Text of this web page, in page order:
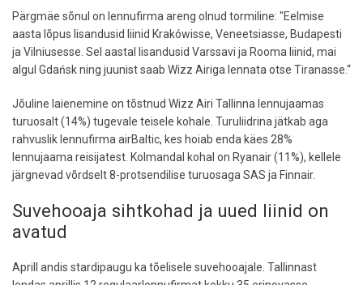
Pärgmäe sõnul on lennufirma areng olnud tormiline: "Eelmise
aasta lõpus lisandusid liinid Krakówisse, Veneetsiasse, Budapesti
ja Vilniusesse. Sel aastal lisandusid Varssavi ja Rooma liinid, mai
algul Gdańsk ning juunist saab Wizz Airiga lennata otse Tiranasse.“
Jõuline laienemine on tõstnud Wizz Airi Tallinna lennujaamas
turuosalt (14%) tugevale teisele kohale. Turuliidrina jätkab aga
rahvuslik lennufirma airBaltic, kes hoiab enda käes 28%
lennujaama reisijatest. Kolmandal kohal on Ryanair (11%), kellele
järgnevad võrdselt 8-protsendilise turuosaga SAS ja Finnair.
Suvehooaja sihtkohad ja uued liinid on
avatud
Aprill andis stardipaugu ka tõelisele suvehooajale. Tallinnast